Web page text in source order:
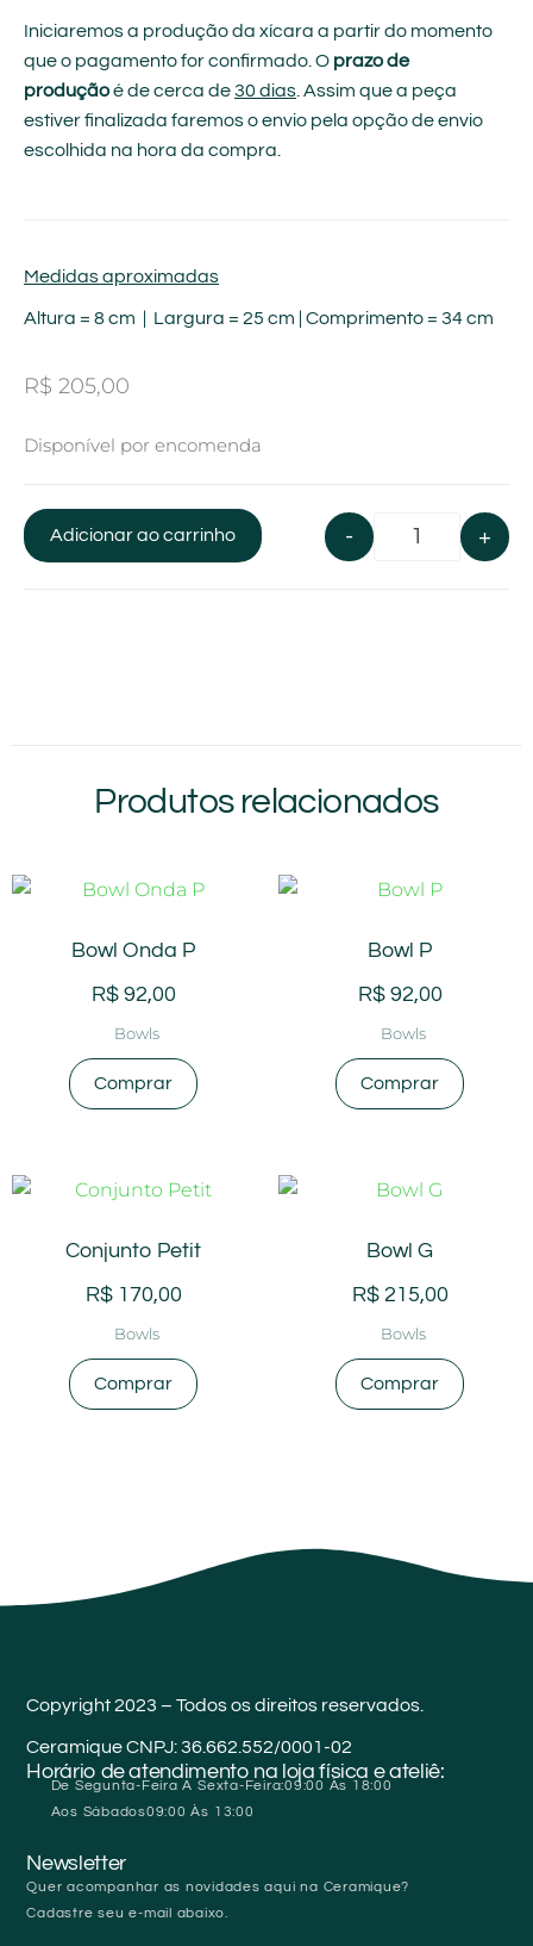
Iniciaremos a produção da xícara a partir do momento
que o pagamento for confirmado. O prazo de
produçãoé de cerca de30 dias . Assim que a peça
estiver finalizada faremos o envio pela opção de envio
escolhida na hora da compra.
Medidas aproximadas
Altura = 8 cm | Largura = 25 cm | Comprimento = 34 cm
R$ 205,00
Disponível por encomenda
- +
Adicionar ao carrinho
Produtos relacionados
Bowl Onda P
R$92,00
Bowls
Comprar
Bowl P
R$92,00
Bowls
Comprar
Conjunto Petit
R$170,00
Bowls
Comprar
Bowl G
R$215,00
Bowls
Comprar
Copyright 2023 – Todos os direitos reservados.
Ceramique CNPJ: 36.662.552/0001-02
Horário de atendimento na loja física e ateliê:
De Segunta-Feira A Sexta-Feira:09:00 Às 18:00
Aos Sábados09:00 Às 13:00
Newsletter
Quer acompanhar as novidades aqui na Ceramique?
Cadastre seu e-mail abaixo.